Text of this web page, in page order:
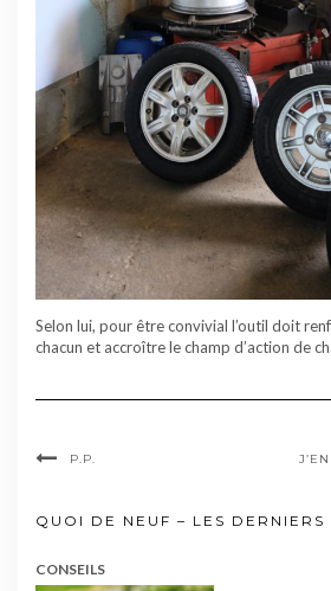
Selon lui, pour être convivial l’outil doit
chacun et accroître le champ d’action de
P.P.
QUOI DE NEUF – LES DERNIERS
CONSEILS